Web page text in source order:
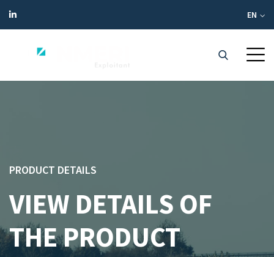
EN
PRODUCT DETAILS
VIEW DETAILS OF
THE PRODUCT